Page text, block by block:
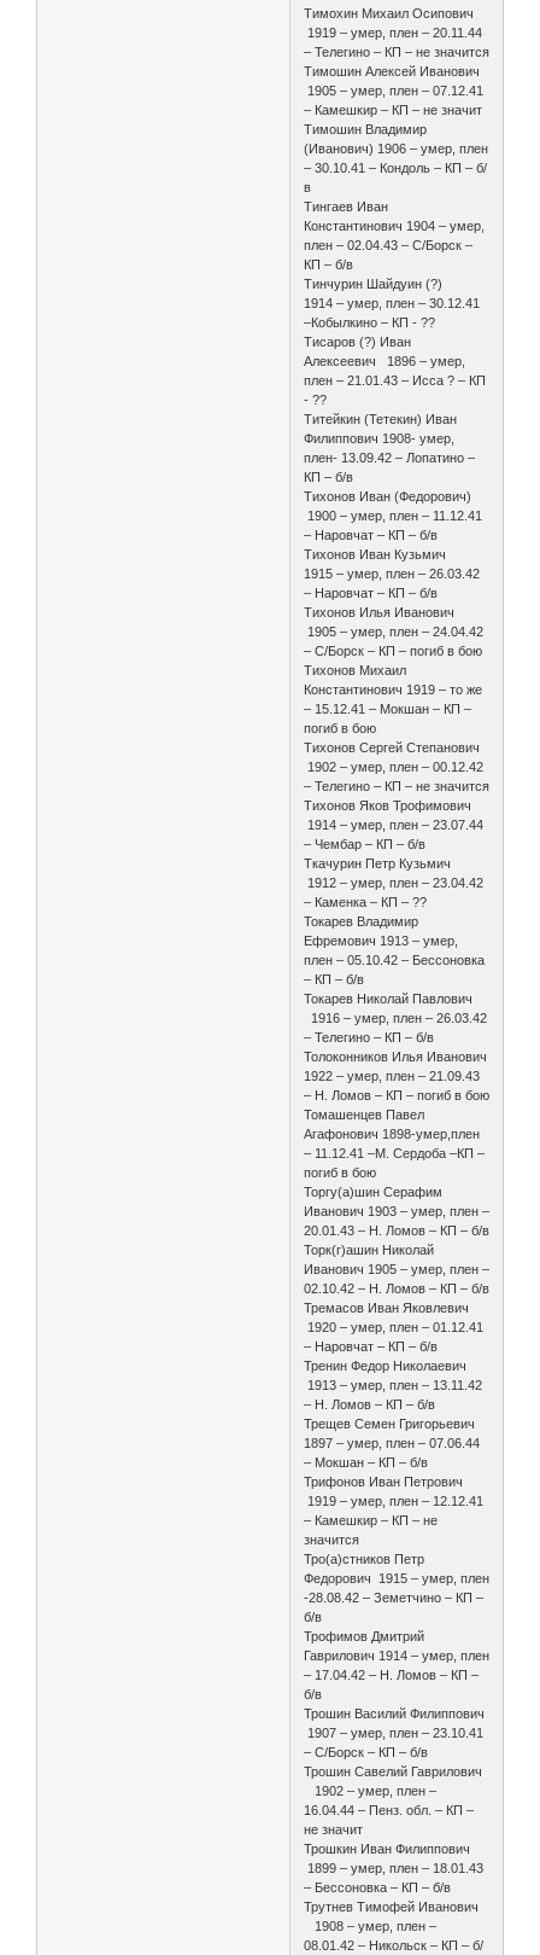
Тимохин Михаил Осипович
1919 – умер, плен – 20.11.44
– Телегино – КП – не значится
Тимошин Алексей Иванович
1905 – умер, плен – 07.12.41
– Камешкир – КП – не значит
Тимошин Владимир
(Иванович) 1906 – умер, плен
– 30.10.41 – Кондоль – КП – б/
в
Тингаев Иван
Константинович 1904 – умер,
плен – 02.04.43 – С/Борск –
КП – б/в
Тинчурин Шайдуин (?)
1914 – умер, плен – 30.12.41
–Кобылкино – КП - ??
Тисаров (?) Иван
Алексеевич 1896 – умер,
плен – 21.01.43 – Исса ? – КП
- ??
Титейкин (Тетекин) Иван
Филиппович 1908- умер,
плен- 13.09.42 – Лопатино –
КП – б/в
Тихонов Иван (Федорович)
1900 – умер, плен – 11.12.41
– Наровчат – КП – б/в
Тихонов Иван Кузьмич
1915 – умер, плен – 26.03.42
– Наровчат – КП – б/в
Тихонов Илья Иванович
1905 – умер, плен – 24.04.42
– С/Борск – КП – погиб в бою
Тихонов Михаил
Константинович 1919 – то же
– 15.12.41 – Мокшан – КП –
погиб в бою
Тихонов Сергей Степанович
1902 – умер, плен – 00.12.42
– Телегино – КП – не значится
Тихонов Яков Трофимович
1914 – умер, плен – 23.07.44
– Чембар – КП – б/в
Ткачурин Петр Кузьмич
1912 – умер, плен – 23.04.42
– Каменка – КП – ??
Токарев Владимир
Ефремович 1913 – умер,
плен – 05.10.42 – Бессоновка
– КП – б/в
Токарев Николай Павлович
1916 – умер, плен – 26.03.42
– Телегино – КП – б/в
Толоконников Илья Иванович
1922 – умер, плен – 21.09.43
– Н. Ломов – КП – погиб в бою
Томашенцев Павел
Агафонович 1898-умер,плен
– 11.12.41 –М. Сердоба –КП –
погиб в бою
Торгу(а)шин Серафим
Иванович 1903 – умер, плен –
20.01.43 – Н. Ломов – КП – б/в
Торк(г)ашин Николай
Иванович 1905 – умер, плен –
02.10.42 – Н. Ломов – КП – б/в
Тремасов Иван Яковлевич
1920 – умер, плен – 01.12.41
– Наровчат – КП – б/в
Тренин Федор Николаевич
1913 – умер, плен – 13.11.42
– Н. Ломов – КП – б/в
Трещев Семен Григорьевич
1897 – умер, плен – 07.06.44
– Мокшан – КП – б/в
Трифонов Иван Петрович
1919 – умер, плен – 12.12.41
– Камешкир – КП – не
значится
Тро(а)стников Петр
Федорович 1915 – умер, плен
-28.08.42 – Земетчино – КП –
б/в
Трофимов Дмитрий
Гаврилович 1914 – умер, плен
– 17.04.42 – Н. Ломов – КП –
б/в
Трошин Василий Филиппович
1907 – умер, плен – 23.10.41
– С/Борск – КП – б/в
Трошин Савелий Гаврилович
1902 – умер, плен –
16.04.44 – Пенз. обл. – КП –
не значит
Трошкин Иван Филиппович
1899 – умер, плен – 18.01.43
– Бессоновка – КП – б/в
Трутнев Тимофей Иванович
1908 – умер, плен –
08.01.42 – Никольск – КП – б/